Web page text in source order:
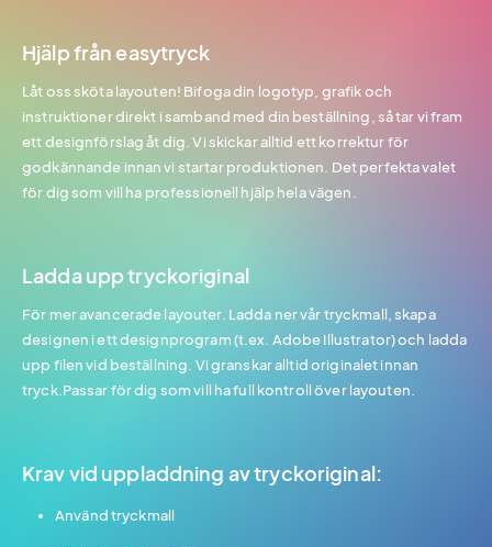
Hjälp från easytryck
Låt oss sköta layouten! Bifoga din logotyp, grafik och
instruktioner direkt i samband med din beställning, så tar vi fram
ett designförslag åt dig. Vi skickar alltid ett korrektur för
godkännande innan vi startar produktionen. Det perfekta valet
för dig som vill ha professionell hjälp hela vägen.
Ladda upp tryckoriginal
För mer avancerade layouter. Ladda ner vår tryckmall, skapa
designen i ett designprogram (t.ex. Adobe Illustrator) och ladda
upp filen vid beställning. Vi granskar alltid originalet innan
tryck.Passar för dig som vill ha full kontroll över layouten.
Krav vid uppladdning av tryckoriginal:
Använd tryckmall